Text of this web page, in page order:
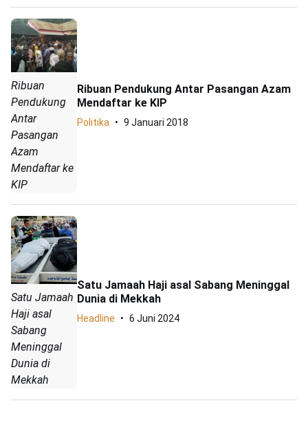
Ribuan
Pendukung
Antar
Pasangan
Azam
Mendaftar ke
KIP
Ribuan Pendukung Antar Pasangan Azam
Mendaftar ke KIP
Politika 9 Januari 2018
Satu Jamaah
Haji asal
Sabang
Meninggal
Dunia di
Mekkah
Satu Jamaah Haji asal Sabang Meninggal
Dunia di Mekkah
Headline 6 Juni 2024